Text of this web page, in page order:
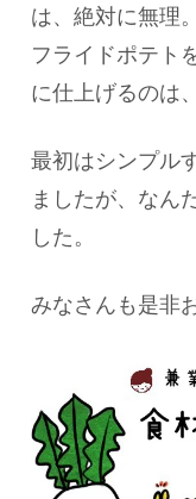
は、絶対に無理。
フライドポテト
に仕上げるのは
最初はシンプル
ましたが、なん
した。
みなさんも是非